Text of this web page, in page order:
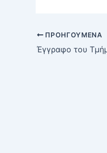
ΠΡΟΗΓΟΎΜΕΝΑ